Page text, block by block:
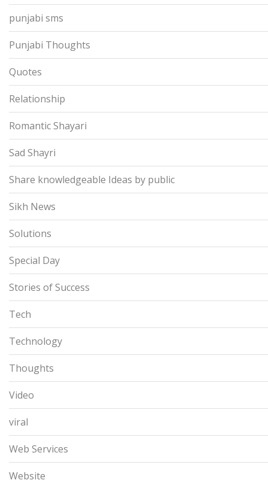
punjabi sms
Punjabi Thoughts
Quotes
Relationship
Romantic Shayari
Sad Shayri
Share knowledgeable Ideas by public
Sikh News
Solutions
Special Day
Stories of Success
Tech
Technology
Thoughts
Video
viral
Web Services
Website